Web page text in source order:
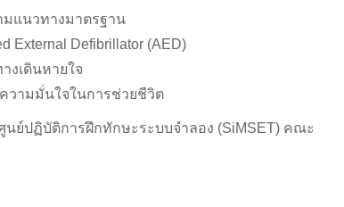
มแนวทางมาตรฐาน
External Defibrillator (AED)
งเดินหายใจ
วามมั่นใจในการช่วยชีวิต
ย์ปฏิบัติการฝึกทักษะระบบจำลอง (SiMSET) คณะ